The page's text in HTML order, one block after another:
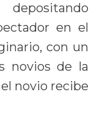
en el
con un
novios de la
novio recibe